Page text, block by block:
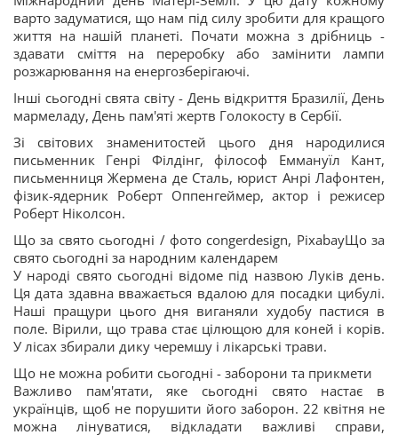
варто задуматися, що нам під силу зробити для кращого
життя на нашій планеті. Почати можна з дрібниць -
здавати сміття на переробку або замінити лампи
розжарювання на енергозберігаючі.
Інші сьогодні свята світу - День відкриття Бразилії, День
мармеладу, День пам'яті жертв Голокосту в Сербії.
Зі світових знаменитостей цього дня народилися
письменник Генрі Філдінг, філософ Еммануїл Кант,
письменниця Жермена де Сталь, юрист Анрі Лафонтен,
фізик-ядерник Роберт Оппенгеймер, актор і режисер
Роберт Ніколсон.
Що за свято сьогодні / фото congerdesign, PixabayЩо за
свято сьогодні за народним календарем
У народі свято сьогодні відоме під назвою Луків день.
Ця дата здавна вважається вдалою для посадки цибулі.
Наші пращури цього дня виганяли худобу пастися в
поле. Вірили, що трава стає цілющою для коней і корів.
У лісах збирали дику черемшу і лікарські трави.
Що не можна робити сьогодні - заборони та прикмети
Важливо пам'ятати, яке сьогодні свято настає в
українців, щоб не порушити його заборон. 22 квітня не
можна лінуватися, відкладати важливі справи,